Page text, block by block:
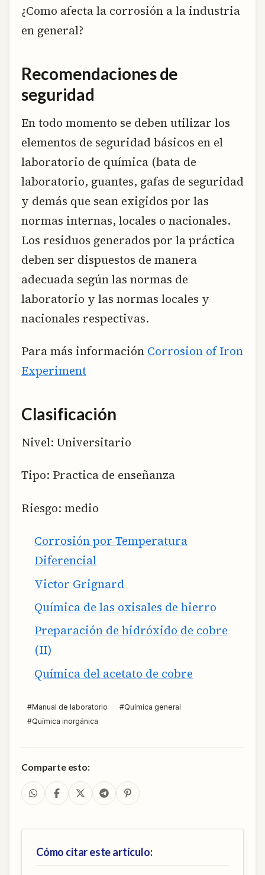
¿Como afecta la corrosión a la industria
en general?
Recomendaciones de
seguridad
En todo momento se deben utilizar los
elementos de seguridad básicos en el
laboratorio de química (bata de
laboratorio, guantes, gafas de seguridad
y demás que sean exigidos por las
normas internas, locales o nacionales.
Los residuos generados por la práctica
deben ser dispuestos de manera
adecuada según las normas de
laboratorio y las normas locales y
nacionales respectivas.
Para más información Corrosion of Iron
Experiment
Clasificación
Nivel: Universitario
Tipo: Practica de enseñanza
Riesgo: medio
Corrosión por Temperatura
Diferencial
Victor Grignard
Química de las oxisales de hierro
Preparación de hidróxido de cobre
(II)
Química del acetato de cobre
#Manual de laboratorio #Química general
#Química inorgánica
Comparte esto:
Cómo citar este artículo: